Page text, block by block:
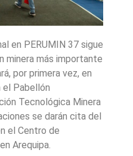
en PERUMIN 37 sigue
minera más importante
por primera vez, en
el Pabellón
Tecnológica Minera
se darán cita del
el Centro de
Arequipa.